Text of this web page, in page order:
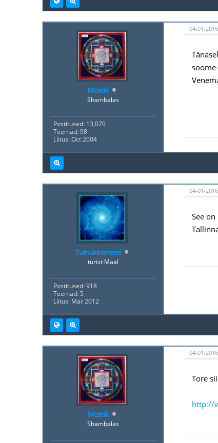
Müstik
Shambalas
Postitused: 13,070
Teemad: 98
Liitus: Oct 2004
04-01-
Tulnukinimene
turist Maal
Postitused: 918
Teemad: 5
Liitus: Mar 2012
04-01-
See
Müstik
Shambalas
04-01-
Tore
http://